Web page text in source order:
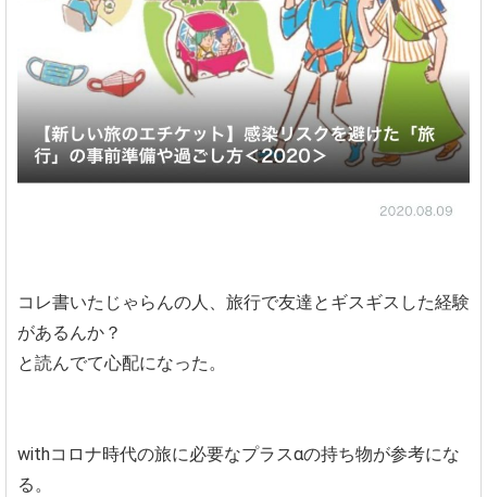
コレ書いたじゃらんの人、旅行で友達とギスギスした経験
があるんか？
と読んでて心配になった。
withコロナ時代の旅に必要なプラスαの持ち物が参考にな
る。